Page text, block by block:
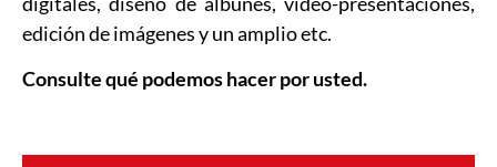
edición de imágenes y un amplio etc.
Consulte qué podemos hacer por usted.